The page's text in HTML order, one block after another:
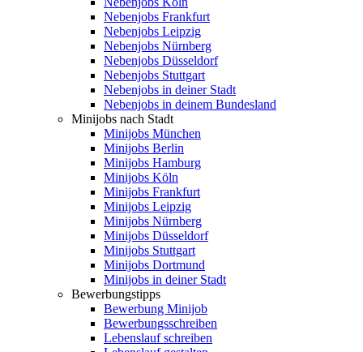
Nebenjobs Frankfurt
Nebenjobs Leipzig
Nebenjobs Nürnberg
Nebenjobs Düsseldorf
Nebenjobs Stuttgart
Nebenjobs in deiner Stadt
Nebenjobs in deinem Bundesland
Minijobs nach Stadt
Minijobs München
Minijobs Berlin
Minijobs Hamburg
Minijobs Köln
Minijobs Frankfurt
Minijobs Leipzig
Minijobs Nürnberg
Minijobs Düsseldorf
Minijobs Stuttgart
Minijobs Dortmund
Minijobs in deiner Stadt
Bewerbungstipps
Bewerbung Minijob
Bewerbungsschreiben
Lebenslauf schreiben